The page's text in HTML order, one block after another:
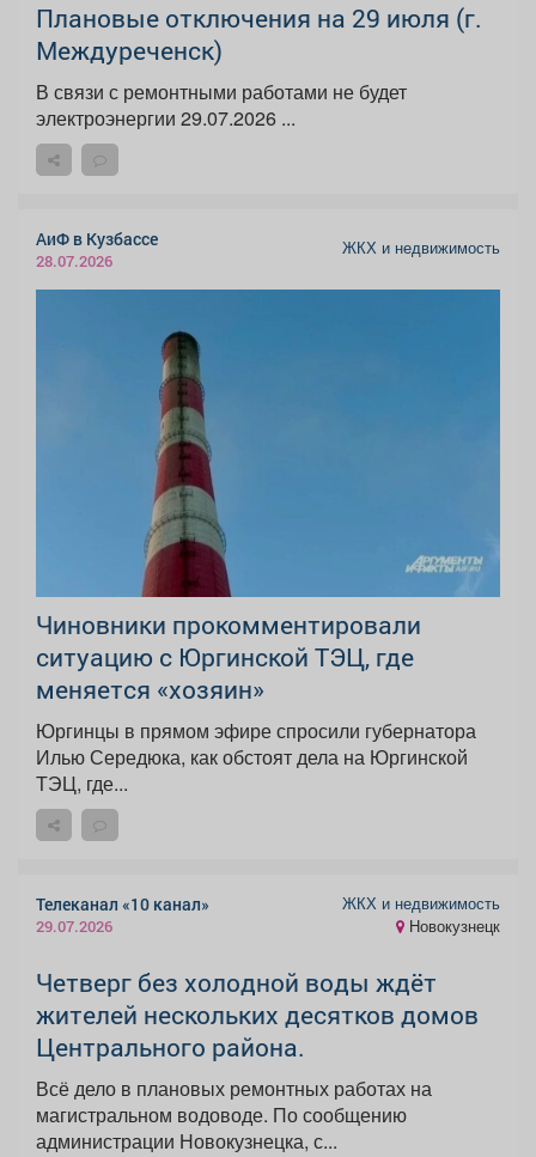
Плановые отключения на 29 июля (г.
Междуреченск)
В связи с ремонтными работами не будет
электроэнергии 29.07.2026 ...
АиФ в Кузбассе
28.07.2026
ЖКХ и недвижимость
Чиновники прокомментировали
ситуацию с Юргинской ТЭЦ, где
меняется «хозяин»
Юргинцы в прямом эфире спросили губернатора
Илью Середюка, как обстоят дела на Юргинской
ТЭЦ, где...
Телеканал «10 канал»
29.07.2026
ЖКХ и недвижимость
Новокузнецк
Четверг без холодной воды ждёт
жителей нескольких десятков домов
Центрального района.
Всё дело в плановых ремонтных работах на
магистральном водоводе. По сообщению
администрации Новокузнецка, с...